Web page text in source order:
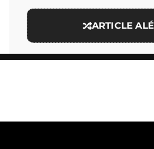
ARTICLE